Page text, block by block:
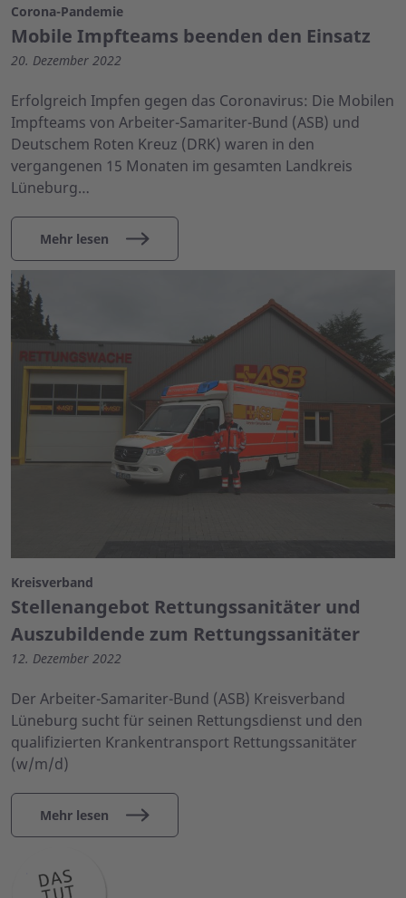
Corona-Pandemie
Mobile Impfteams beenden den Einsatz
20. Dezember 2022
Erfolgreich Impfen gegen das Coronavirus: Die Mobilen
Impfteams von Arbeiter-Samariter-Bund (ASB) und
Deutschem Roten Kreuz (DRK) waren in den
vergangenen 15 Monaten im gesamten Landkreis
Lüneburg…
Mehr lesen
Kreisverband
Stellenangebot Rettungssanitäter und
Auszubildende zum Rettungssanitäter
12. Dezember 2022
Der Arbeiter-Samariter-Bund (ASB) Kreisverband
Lüneburg sucht für seinen Rettungsdienst und den
qualifizierten Krankentransport Rettungssanitäter
(w/m/d)
Mehr lesen